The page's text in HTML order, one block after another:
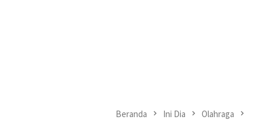
Beranda Ini Dia Olahraga